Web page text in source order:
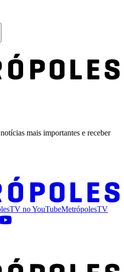
mais importantes e receber
noYouTubeMetrópolesTV